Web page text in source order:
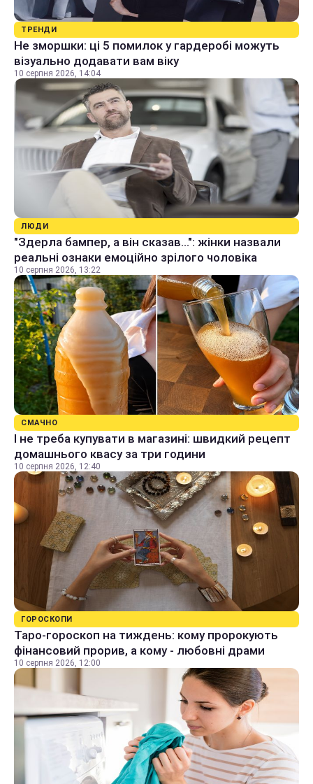
ТРЕНДИ
Не зморшки: ці 5 помилок у гардеробі можуть
візуально додавати вам віку
10 серпня 2026, 14:04
ЛЮДИ
"Здерла бампер, а він сказав...": жінки назвали
реальні ознаки емоційно зрілого чоловіка
10 серпня 2026, 13:22
СМАЧНО
І не треба купувати в магазині: швидкий рецепт
домашнього квасу за три години
10 серпня 2026, 12:40
ГОРОСКОПИ
Таро-гороскоп на тиждень: кому пророкують
фінансовий прорив, а кому - любовні драми
10 серпня 2026, 12:00